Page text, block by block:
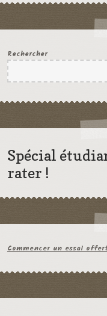
Rechercher
Spécial
rater !
Commencer un essai